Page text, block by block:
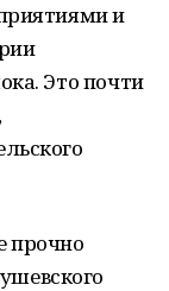
и
Это почти
прочно